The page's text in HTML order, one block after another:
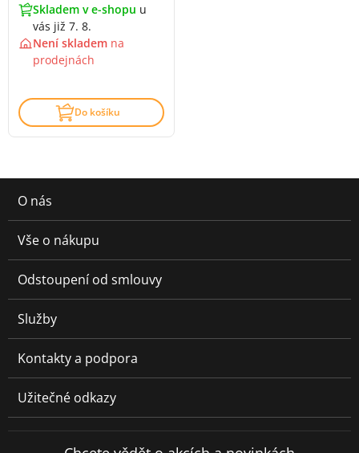
Skladem v e-shopu u
vás již 7. 8.
Není skladem na
prodejnách
Do košíku
O nás
Vše o nákupu
Odstoupení od smlouvy
Služby
Kontakty a podpora
Užitečné odkazy